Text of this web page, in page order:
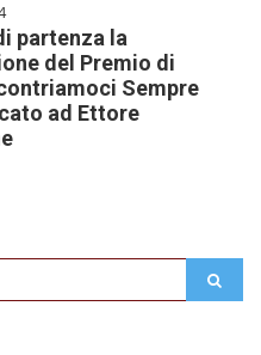
partenza la
del Premio di
Sempre
ad Ettore